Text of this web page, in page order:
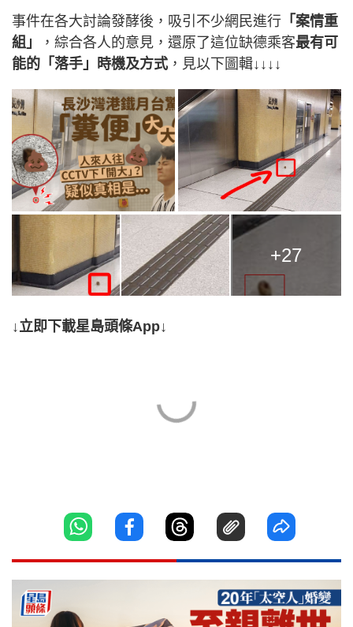
事件在各大討論發酵後，吸引不少網民進行 「案情重
組」
，綜合各人的意見，還原了這位缺德乘客最有可
能的「落手」時機及方式 ，見以下圖輯↓↓↓↓
+27
↓立即下載星島頭條App↓